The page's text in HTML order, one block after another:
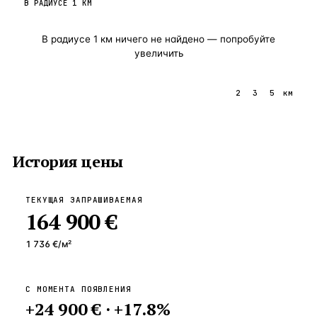
В РАДИУСЕ 1 КМ
В радиусе 1 км ничего не найдено — попробуйте
увеличить
2 3 5 км
История цены
ТЕКУЩАЯ ЗАПРАШИВАЕМАЯ
164 900 €
1 736 €/м²
С МОМЕНТА ПОЯВЛЕНИЯ
+24 900 €· +17.8%